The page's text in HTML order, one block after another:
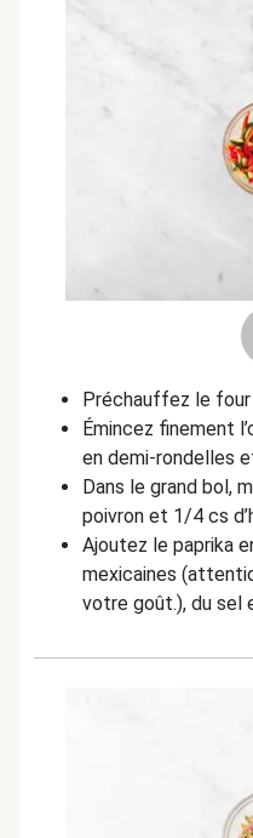
Préchauffez le four
Émincez finement
en demi-rondelles
Dans le grand bol,
poivron et 1/4 cs
Ajoutez le paprika
mexicaines
votre goût.), du sel